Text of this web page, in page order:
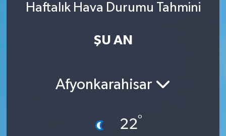
Haftalık Hava Durumu Tahmini
ŞU AN
Afyonkarahisar
22°